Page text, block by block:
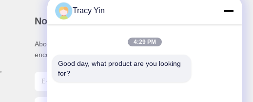
Notre newsletter
Abonnez-vous à notre newsletter pour des réductions et plus
encore.
Tracy Yin
4:29 PM
Good day, what product are you looking
for?